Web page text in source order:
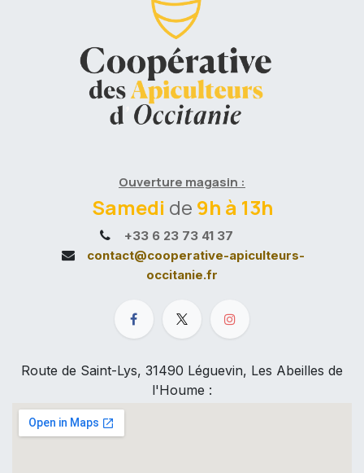
Ouverture magasin :
Samedi de 9h à 13h
+33 6 23 73 41 37
contact@cooperative-apiculteurs-
occitanie.fr
Route de Saint-Lys, 31490 Léguevin, Les Abeilles de
l'Houme :